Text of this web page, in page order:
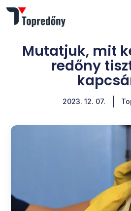
Mutatjuk, mit
redőny
2023. 12. 07.